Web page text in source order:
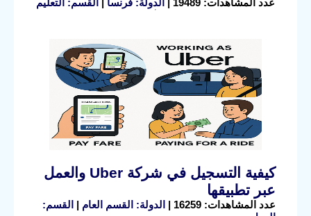
كيفية التسجيل في شركة Uber والعمل
عبر تطبيقها
عدد المشاهدات: 16259 | الدولة: القسم العام | القسم: